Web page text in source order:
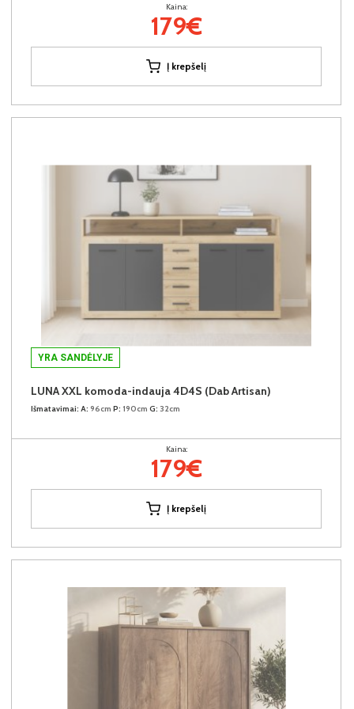
Kaina:
179€
Į krepšelį
YRA SANDĖLYJE
LUNA XXL komoda-indauja 4D4S (Dab Artisan)
Išmatavimai: A: 96cm P: 190cm G: 32cm
Kaina:
179€
Į krepšelį